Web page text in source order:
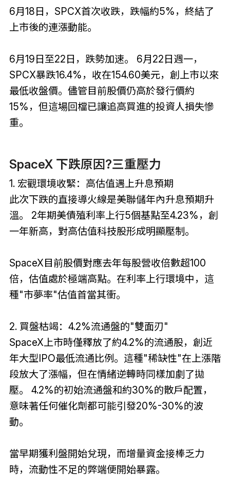
6月18日，SPCX首次收跌，跌幅約5%，終結了
上市後的連漲動能。
6月19日至22日，跌勢加速。 6月22日週一，
SPCX暴跌16.4%，收在154.60美元，創上市以來
最低收盤價。儘管目前股價仍高於發行價約
15%，但這場回檔已讓追高買進的投資人損失慘
重。
SpaceX 下跌原因?三重壓力
1. 宏觀環境收緊：高估值遇上升息預期
此次下跌的直接導火線是美聯儲年內升息預期升
溫。 2年期美債殖利率上行5個基點至4.23%，創
一年新高，對高估值科技股形成明顯壓制。
SpaceX目前股價對應去年每股營收倍數超100
倍，估值處於極端高點。在利率上行環境中，這
種"市夢率"估值首當其衝。
2. 買盤枯竭：4.2%流通盤的"雙面刃"
SpaceX上市時僅釋放了約4.2%的流通股，創近
年大型IPO最低流通比例。這種"稀缺性"在上漲階
段放大了漲幅，但在情緒逆轉時同樣加劇了拋
壓。 4.2%的初始流通盤和約30%的散戶配置，
意味著任何催化劑都可能引發20%-30%的波
動。
當早期獲利盤開始兌現，而增量資金接棒乏力
時，流動性不足的弊端便開始暴露。